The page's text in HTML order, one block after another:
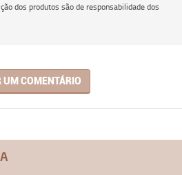
dos produtos são de responsabilidade dos
UM COMENTÁRIO